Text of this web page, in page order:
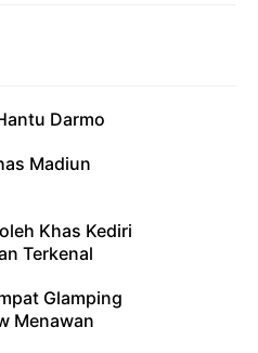
Darmo
Madiun
Khas Kediri
Terkenal
Glamping
Menawan